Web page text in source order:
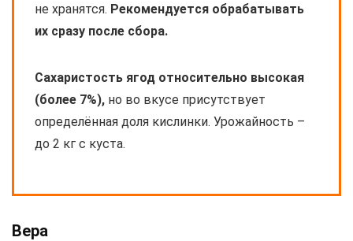
не хранятся. Рекомендуется обрабатывать
их сразу после сбора.
Сахаристость ягод относительно высокая
(более 7%), но во вкусе присутствует
определённая доля кислинки. Урожайность –
до 2 кг с куста.
Вера